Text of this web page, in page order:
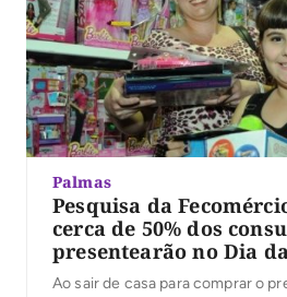
Palmas
Pesquisa da
cerca de 50% dos
presentearão no Dia
Ao sair de casa para comprar o